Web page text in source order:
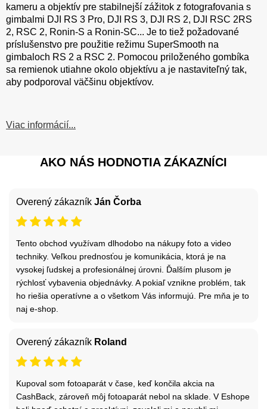
kameru a objektív pre stabilnejší zážitok z fotografovania s
gimbalmi DJI RS 3 Pro, DJI RS 3, DJI RS 2, DJI RSC 2RS
2, RSC 2, Ronin-S a Ronin-SC... Je to tiež požadované
príslušenstvo pre použitie režimu SuperSmooth na
gimbaloch RS 2 a RSC 2. Pomocou priloženého gombíka
sa remienok utiahne okolo objektívu a je nastaviteľný tak,
aby podporoval väčšinu objektívov.
Viac informácií...
AKO NÁS HODNOTIA ZÁKAZNÍCI
Overený zákazník Ján Čorba
Tento obchod využívam dlhodobo na nákupy foto a video
techniky. Veľkou prednosťou je komunikácia, ktorá je na
vysokej ľudskej a profesionálnej úrovni. Ďalším plusom je
rýchlosť vybavenia objednávky. A pokiaľ vznikne problém, tak
ho riešia operatívne a o všetkom Vás informujú. Pre mňa je to
naj e-shop.
Overený zákazník Roland
Kupoval som fotoaparát v čase, keď končila akcia na
CashBack, zároveň môj fotoaparát nebol na sklade. V Eshope